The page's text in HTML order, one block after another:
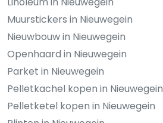
Muurstickers in Nieuwegein
Nieuwbouw in Nieuwegein
Openhaard in Nieuwegein
Parket in Nieuwegein
Pelletkachel kopen in Nieuwegein
Pelletketel kopen in Nieuwegein